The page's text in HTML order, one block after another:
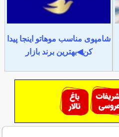
شامپوی مناسب موهاتو اینجا پیدا
کن◀بهترین برند بازار